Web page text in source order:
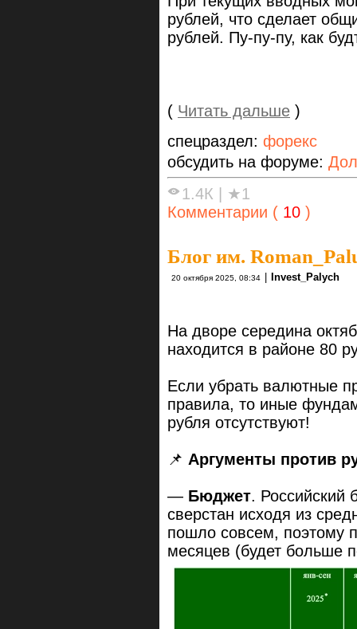
рублей, что сделает
рублей. Пу-пу-пу, как
( Читать дальше )
спецраздел: форекс
обсудить на форуме:
1.4К
★1
Комментарии ( 10 )
Блог им.
20 октября 2025, 08:34 | Invest_Palych
На дворе середина
находится в районе 80
Если убрать валютные
правила, то иные
рубля отсутствуют!
📌 Аргументы против
— Бюджет. Российский
сверстан исходя из
пошло совсем, поэтому
месяцев (будет больше